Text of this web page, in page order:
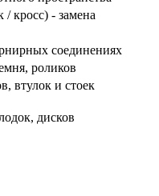
кросс) - замена
соединениях
роликов
втулок и стоек
дисков